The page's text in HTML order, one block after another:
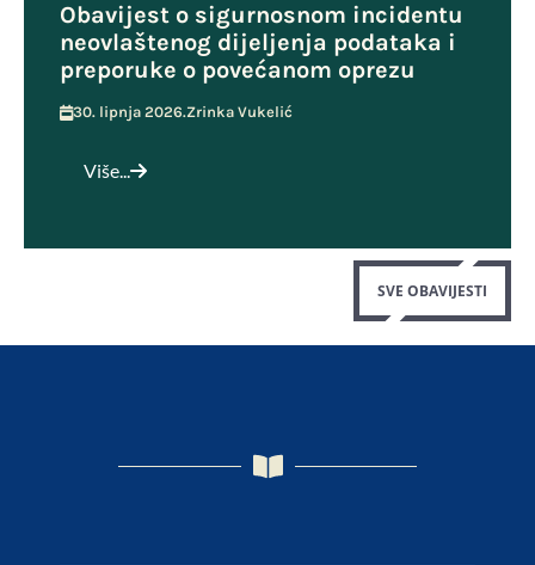
Obavijest o sigurnosnom incidentu
neovlaštenog dijeljenja podataka i
preporuke o povećanom oprezu
30. lipnja 2026.Zrinka Vukelić
Više...
SVE OBAVIJESTI